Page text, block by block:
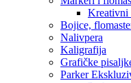
Kreativni
Bojice,
Nalivpera
Kaligrafija
Grafičke
Parker